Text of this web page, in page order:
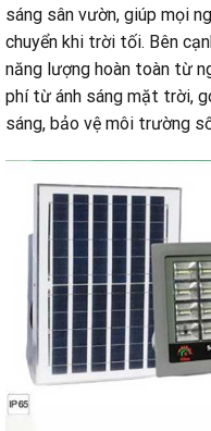
sáng sân vườn, giúp mọi
chuyển khi trời tối. Bên
năng lượng hoàn toàn từ
phí từ ánh sáng mặt trời,
sáng, bảo vệ môi trường